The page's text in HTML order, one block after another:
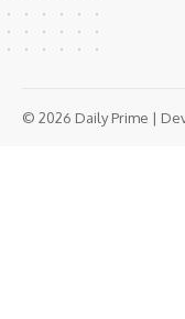
© 2026 Daily Prime |